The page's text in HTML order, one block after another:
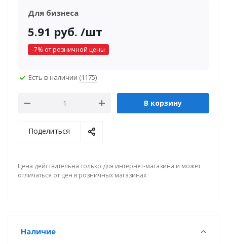
Для бизнеса
5.91 руб. /шт
-7% от розничной цены
Есть в наличии (1175)
В корзину
Поделиться
Цена действительна только для интернет-магазина и может
отличаться от цен в розничных магазинах
Наличие